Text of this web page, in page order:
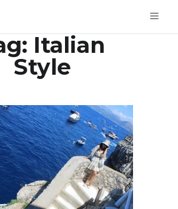
Italian
Style